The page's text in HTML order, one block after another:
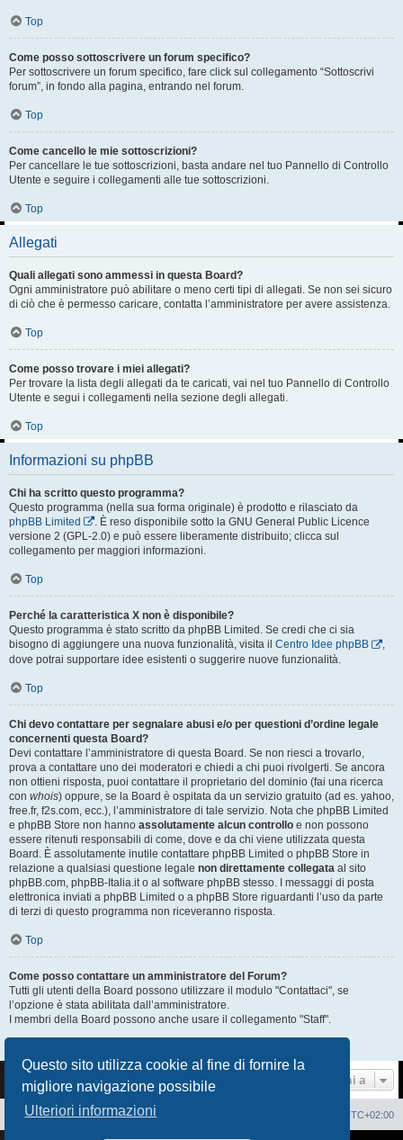
Questo sito utilizza cookie al fine di fornire la
migliore navigazione possibile
Ulteriori informazioni
Top
Come posso sottoscrivere un forum specifico?
Per sottoscrivere un forum specifico, fare click sul collegamento “Sottoscrivi
forum”, in fondo alla pagina, entrando nel forum.
Top
Come cancello le mie sottoscrizioni?
Per cancellare le tue sottoscrizioni, basta andare nel tuo Pannello di Controllo
Utente e seguire i collegamenti alle tue sottoscrizioni.
Top
Allegati
Quali allegati sono ammessi in questa Board?
Ogni amministratore può abilitare o meno certi tipi di allegati. Se non sei sicuro
di ciò che è permesso caricare, contatta l’amministratore per avere assistenza.
Top
Come posso trovare i miei allegati?
Per trovare la lista degli allegati da te caricati, vai nel tuo Pannello di Controllo
Utente e segui i collegamenti nella sezione degli allegati.
Top
Informazioni su phpBB
Chi ha scritto questo programma?
Questo programma (nella sua forma originale) è prodotto e rilasciato da
phpBB Limited
. È reso disponibile sotto la GNU General Public Licence
versione 2 (GPL-2.0) e può essere liberamente distribuito; clicca sul
collegamento per maggiori informazioni.
Top
Perché la caratteristica X non è disponibile?
Questo programma è stato scritto da phpBB Limited. Se credi che ci sia
bisogno di aggiungere una nuova funzionalità, visita il Centro Idee phpBB
,
dove potrai supportare idee esistenti o suggerire nuove funzionalità.
Top
Chi devo contattare per segnalare abusi e/o per questioni d’ordine legale
concernenti questa Board?
Devi contattare l’amministratore di questa Board. Se non riesci a trovarlo,
prova a contattare uno dei moderatori e chiedi a chi puoi rivolgerti. Se ancora
non ottieni risposta, puoi contattare il proprietario del dominio (fai una ricerca
con whois) oppure, se la Board è ospitata da un servizio gratuito (ad es. yahoo,
free.fr, f2s.com, ecc.), l’amministratore di tale servizio. Nota che phpBB Limited
e phpBB Store non hanno assolutamente alcun controllo e non possono
essere ritenuti responsabili di come, dove e da chi viene utilizzata questa
Board. È assolutamente inutile contattare phpBB Limited o phpBB Store in
relazione a qualsiasi questione legale non direttamente collegata al sito
phpBB.com, phpBB-Italia.it o al software phpBB stesso. I messaggi di posta
elettronica inviati a phpBB Limited o a phpBB Store riguardanti l’uso da parte
di terzi di questo programma non riceveranno risposta.
Top
Come posso contattare un amministratore del Forum?
Tutti gli utenti della Board possono utilizzare il modulo "Contattaci", se
l’opzione è stata abilitata dall’amministratore.
I membri della Board possono anche usare il collegamento "Staff".
Vai a
Sito Web Forum UTC+02:00